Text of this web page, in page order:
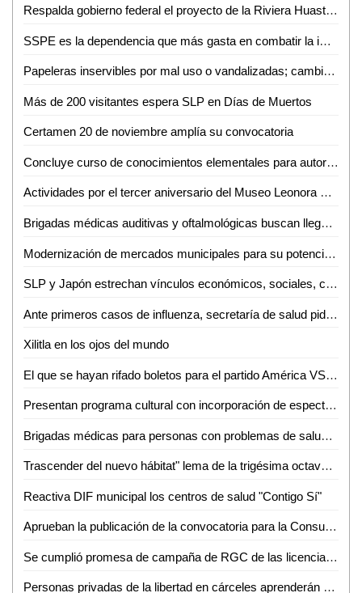
Respalda gobierno federal el proyecto de la Riviera Huasteca, presentado por RGC
SSPE es la dependencia que más gasta en combatir la impunidad
Papeleras inservibles por mal uso o vandalizadas; cambiarán su diseño
Más de 200 visitantes espera SLP en Días de Muertos
Certamen 20 de noviembre amplía su convocatoria
Concluye curso de conocimientos elementales para autoridades municipales de las zonas media y huasteca
Actividades por el tercer aniversario del Museo Leonora Carrington Xilitla
Brigadas médicas auditivas y oftalmológicas buscan llegar a más necesitados
Modernización de mercados municipales para su potencialización y mejor posicionamiento
SLP y Japón estrechan vínculos económicos, sociales, culturales y turísticos
Ante primeros casos de influenza, secretaría de salud pide reforzar cuidados
Xilitla en los ojos del mundo
El que se hayan rifado boletos para el partido América VS Atlético de san Luis, es señal de empatía
Presentan programa cultural con incorporación de espectáculos internacionales
Brigadas médicas para personas con problemas de salud llevarán a Tanlajás
Trascender del nuevo hábitat" lema de la trigésima octava Semana del Hábitat de la UASLP
Reactiva DIF municipal los centros de salud "Contigo Sí"
Aprueban la publicación de la convocatoria para la Consulta Ciudadana para Personas con Discapacidad
Se cumplió promesa de campaña de RGC de las licencias: Ríos Medrano
Personas privadas de la libertad en cárceles aprenderán actividades productivas